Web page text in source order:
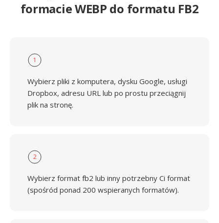
formacie WEBP do formatu FB2
1
Wybierz pliki z komputera, dysku Google, usługi
Dropbox, adresu URL lub po prostu przeciągnij
plik na stronę.
2
Wybierz format fb2 lub inny potrzebny Ci format
(spośród ponad 200 wspieranych formatów).